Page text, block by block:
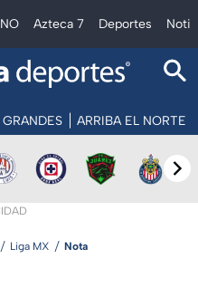
Azteca 7 Deportes
ARRIBA EL NORTE
Liga MX Nota